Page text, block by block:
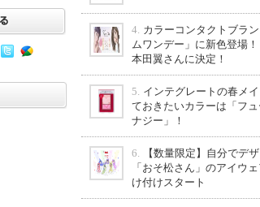
4. カラーコンタクトブラ
ムワンデー」に新色登場
本田翼さんに決定！
5. インテグレートの春メ
ておきたいカラーは「フ
ナジー」！
6.
【数量限定】自分でデ
「おそ松さん」のアイウ
け付けスタート